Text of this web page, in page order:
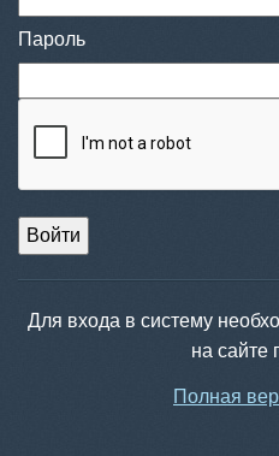
Пароль
Войти
Для входа в систему
на сайте
Полная